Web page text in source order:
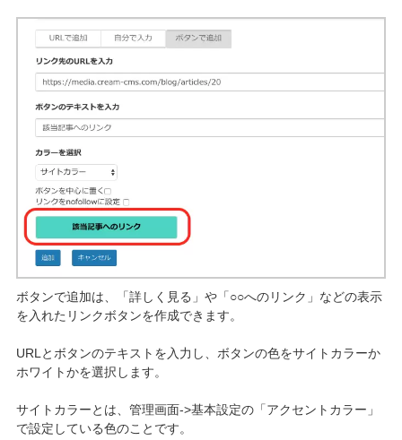
ボタンで追加は、「詳しく見る」や「○○へのリンク」などの表示
を入れたリンクボタンを作成できます。
URLとボタンのテキストを入力し、ボタンの色をサイトカラーか
ホワイトかを選択します。
サイトカラーとは、管理画面->基本設定の「アクセントカラー」
で設定している色のことです。